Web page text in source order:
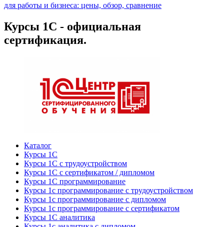
для работы и бизнеса: цены, обзор, сравнение
Курсы 1С - официальная
сертификация.
Каталог
Курсы 1С
Курсы 1С с трудоустройством
Курсы 1С с сертификатом / дипломом
Курсы 1С программирование
Курсы 1с программирование с трудоустройством
Курсы 1с программирование с дипломом
Курсы 1с программирование с сертификатом
Курсы 1С аналитика